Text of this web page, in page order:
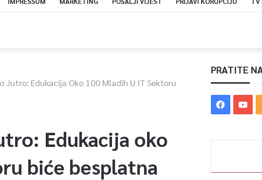
Jutro: Edukacija Oko 100 Mladih U IT Sektoru
Edukacija oko
biće besplatna
PRATITE